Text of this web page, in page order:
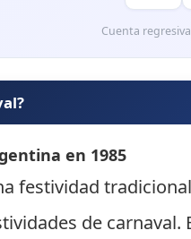
Cuenta
en 1985
festividad
de